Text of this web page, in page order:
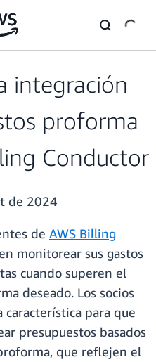
integración
proforma
Conductor
de 2024
de AWS Billing
monitorear sus gastos
cuando superen el
deseado. Los socios
característica para que
presupuestos basados
que reflejen el